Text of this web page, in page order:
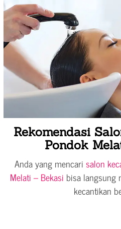
Rekomendasi
Pondok
Anda yang mencari salon
Melati – Bekasi bisa langsung
kecantikan